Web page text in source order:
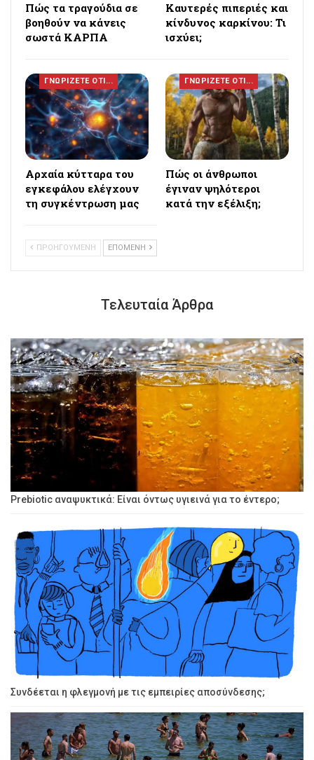
Πώς τα τραγούδια σε
βοηθούν να κάνεις
σωστά ΚΑΡΠΑ
Καυτερές πιπεριές και
κίνδυνος καρκίνου: Τι
ισχύει;
ΓΝΩΡΙΖΕΤΕ ΟΤΙ...
Αρχαία κύτταρα του
εγκεφάλου ελέγχουν
τη συγκέντρωση μας
ΓΝΩΡΙΖΕΤΕ ΟΤΙ...
Πώς οι άνθρωποι
έγιναν ψηλότεροι
κατά την εξέλιξη;
ΠΡΟΗΓΟΥΜΕΝΗ ΕΠΟΜΕΝΗ
Τελευταία Άρθρα
Prebiotic αναψυκτικά: Είναι όντως υγιεινά για το έντερο;
Συνδέεται η φλεγμονή με τις εμπειρίες αποσύνδεσης;